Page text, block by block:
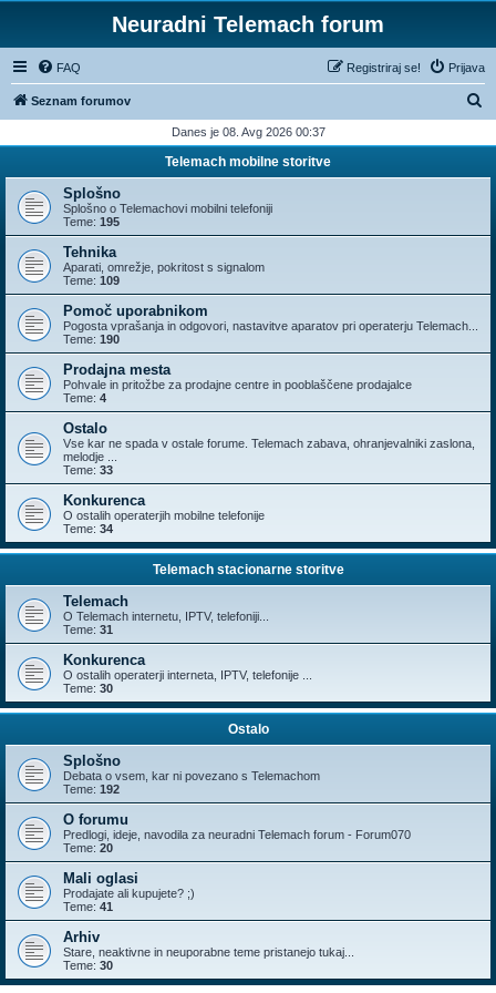
Neuradni Telemach forum
FAQ Prijava
Registriraj se!
Seznam forumov
a
j
Danes je 08. Avg 2026 00:37
Telemach mobilne storitve
Splošno
Splošno o Telemachovi mobilni telefoniji
Teme: 195
Tehnika
Aparati, omrežje, pokritost s signalom
Teme: 109
Pomoč uporabnikom
Pogosta vprašanja in odgovori, nastavitve aparatov pri operaterju Telemach...
Teme: 190
Prodajna mesta
Pohvale in pritožbe za prodajne centre in pooblaščene prodajalce
Teme: 4
Ostalo
Vse kar ne spada v ostale forume. Telemach zabava, ohranjevalniki zaslona,
melodje ...
Teme: 33
Konkurenca
O ostalih operaterjih mobilne telefonije
Teme: 34
Telemach stacionarne storitve
Telemach
O Telemach internetu, IPTV, telefoniji...
Teme: 31
Konkurenca
O ostalih operaterji interneta, IPTV, telefonije ...
Teme: 30
Ostalo
Splošno
Debata o vsem, kar ni povezano s Telemachom
Teme: 192
O forumu
Predlogi, ideje, navodila za neuradni Telemach forum - Forum070
Teme: 20
Mali oglasi
Prodajate ali kupujete? ;)
Teme: 41
Arhiv
Stare, neaktivne in neuporabne teme pristanejo tukaj...
Teme: 30